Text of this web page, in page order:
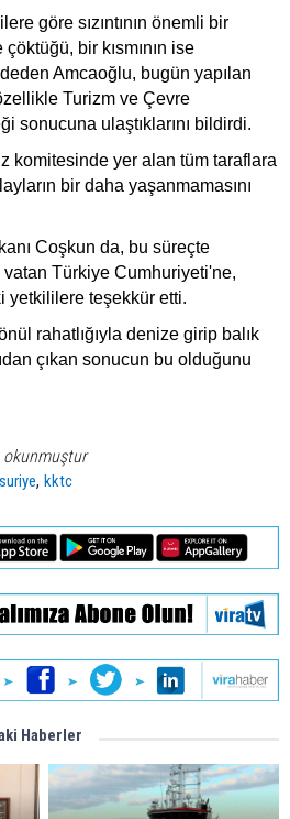
göre sızıntının önemli bir
çöktüğü, bir kısmının ise
Amcaoğlu, bugün yapılan
Turizm ve Çevre
sonucuna ulaştıklarını bildirdi.
komitesinde yer alan tüm taraflara
bir daha yaşanmamasını
Coşkun da, bu süreçte
Türkiye Cumhuriyeti'ne,
yetkililere teşekkür etti.
rahatlığıyla denize girip balık
çıkan sonucun bu olduğunu
suriye,kktc
Haberler